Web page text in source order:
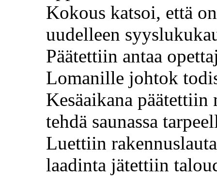
Kokous katsoi, että
uudelleen
Päätettiin antaa
Lomanille johtok
Kesäaikana päätettiin
tehdä saunassa
Luettiin
laadinta jätettiin